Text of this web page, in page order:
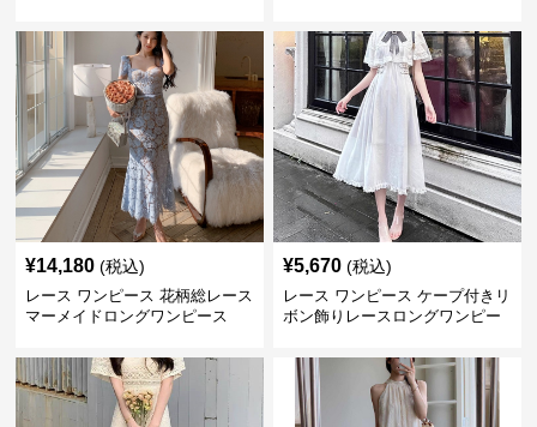
¥14,180 (税込)
レース ワンピース 花柄総レース
マーメイドロングワンピース
¥5,670 (税込)
レース ワンピース ケープ付きリ
ボン飾りレースロングワンピー